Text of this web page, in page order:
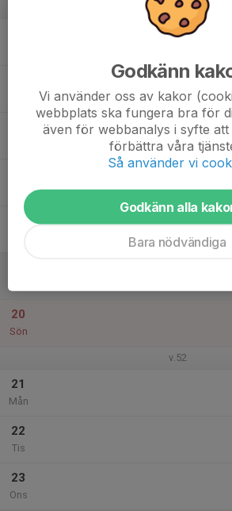
v.51
20
Sön
v.52
21
Mån
22
Tis
23
Ons
Godkänn
Vi använder oss av kakor
webbplats ska fungera bra för
även för webbanalys i syfte att
förbättra våra
Så använder vi
Godkänn alla
Bara nödvändiga